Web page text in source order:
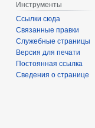
Инструменты
Ссылки сюда
Связанные правки
Служебные страницы
Версия для печати
Постоянная ссылка
Сведения о странице